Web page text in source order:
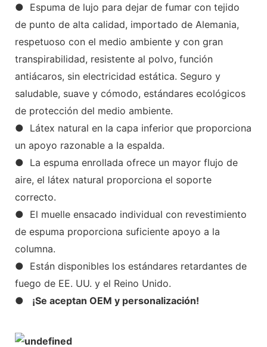
● Espuma de lujo para dejar de fumar con tejido
de punto de alta calidad, importado de Alemania,
respetuoso con el medio ambiente y con gran
transpirabilidad, resistente al polvo, función
antiácaros, sin electricidad estática. Seguro y
saludable, suave y cómodo, estándares ecológicos
de protección del medio ambiente.
● Látex natural en la capa inferior que proporciona
un apoyo razonable a la espalda.
● La espuma enrollada ofrece un mayor flujo de
aire, el látex natural proporciona el soporte
correcto.
● El muelle ensacado individual con revestimiento
de espuma proporciona suficiente apoyo a la
columna.
● Están disponibles los estándares retardantes de
fuego de EE. UU. y el Reino Unido.
●
¡Se aceptan OEM y personalización!